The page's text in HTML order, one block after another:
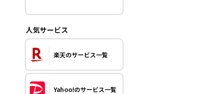
人気サービス
楽天のサービス一覧
Yahoo!のサービス一覧